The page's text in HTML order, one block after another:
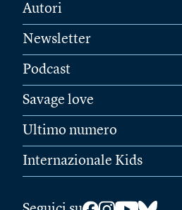
Autori
Newsletter
Podcast
Savage love
Ultimo numero
Internazionale Kids